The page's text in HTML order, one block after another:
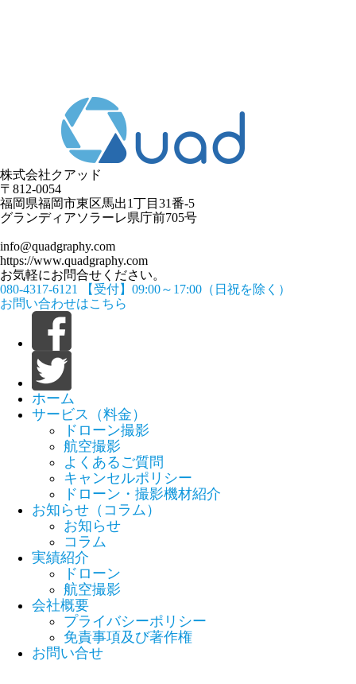
株式会社クアッド
〒812-0054
​福岡県福岡市東区馬出1丁目31番-5
グランディアソラーレ県庁前705号
info@quadgraphy.com
https://www.quadgraphy.com
お気軽にお問合せください。
080-4317-6121
【受付】09:00～17:00（日祝を除く）
お問い合わせはこちら
ホーム
サービス（料金）
ドローン撮影
航空撮影
よくあるご質問
キャンセルポリシー
ドローン・撮影機材紹介
お知らせ（コラム）
お知らせ
コラム
実績紹介
ドローン
航空撮影
会社概要
プライバシーポリシー
免責事項及び著作権
お問い合せ